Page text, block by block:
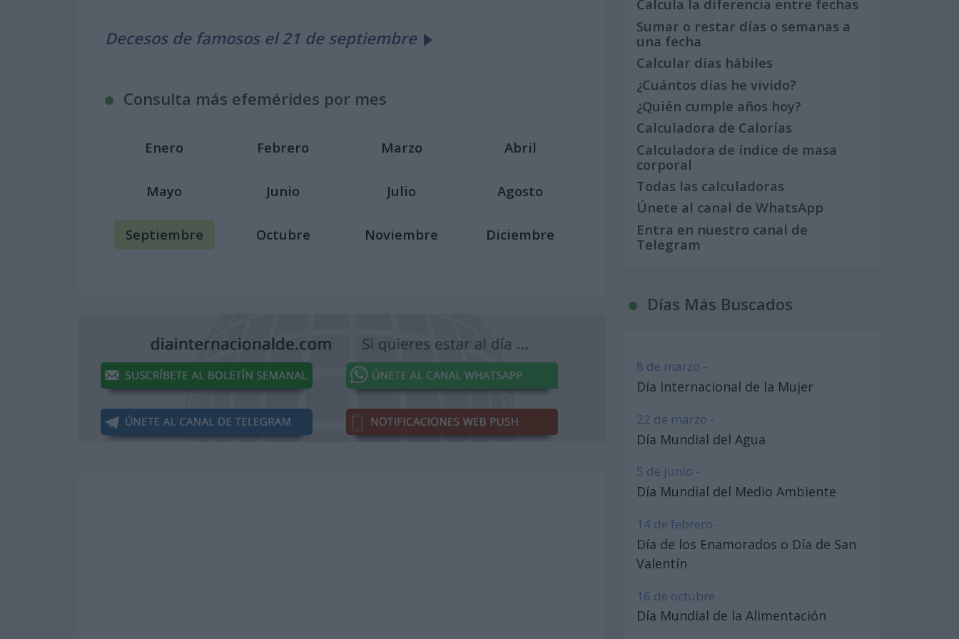
Decesos de famosos el 21 de septiembre
Consulta más efemérides por mes
Enero Febrero Marzo Abril
Mayo Junio Julio Agosto
Septiembre Octubre Noviembre Diciembre
Calcula la diferencia entre fechas
Sumar o restar días o semanas a
una fecha
Calcular días hábiles
¿Cuántos días he vivido?
¿Quién cumple años hoy?
Calculadora de Calorías
Calculadora de índice de masa
corporal
Todas las calculadoras
Únete al canal de WhatsApp
Entra en nuestro canal de
Telegram
Días Más Buscados
8 de marzo -
Día Internacional de la Mujer
22 de marzo -
Día Mundial del Agua
5 de junio -
Día Mundial del Medio Ambiente
14 de febrero -
Día de los Enamorados o Día de San
Valentín
16 de octubre -
Día Mundial de la Alimentación